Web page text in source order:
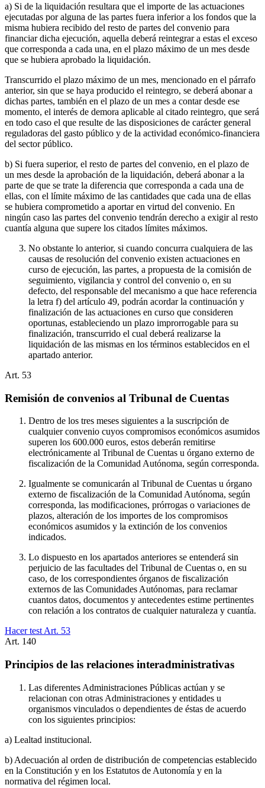
a) Si de la liquidación resultara que el importe de las actuaciones
ejecutadas por alguna de las partes fuera inferior a los fondos que la
misma hubiera recibido del resto de partes del convenio para
financiar dicha ejecución, aquella deberá reintegrar a estas el exceso
que corresponda a cada una, en el plazo máximo de un mes desde
que se hubiera aprobado la liquidación.
Transcurrido el plazo máximo de un mes, mencionado en el párrafo
anterior, sin que se haya producido el reintegro, se deberá abonar a
dichas partes, también en el plazo de un mes a contar desde ese
momento, el interés de demora aplicable al citado reintegro, que será
en todo caso el que resulte de las disposiciones de carácter general
reguladoras del gasto público y de la actividad económico-financiera
del sector público.
b) Si fuera superior, el resto de partes del convenio, en el plazo de
un mes desde la aprobación de la liquidación, deberá abonar a la
parte de que se trate la diferencia que corresponda a cada una de
ellas, con el límite máximo de las cantidades que cada una de ellas
se hubiera comprometido a aportar en virtud del convenio. En
ningún caso las partes del convenio tendrán derecho a exigir al resto
cuantía alguna que supere los citados límites máximos.
No obstante lo anterior, si cuando concurra cualquiera de las
causas de resolución del convenio existen actuaciones en
curso de ejecución, las partes, a propuesta de la comisión de
seguimiento, vigilancia y control del convenio o, en su
defecto, del responsable del mecanismo a que hace referencia
la letra f) del artículo 49, podrán acordar la continuación y
finalización de las actuaciones en curso que consideren
oportunas, estableciendo un plazo improrrogable para su
finalización, transcurrido el cual deberá realizarse la
liquidación de las mismas en los términos establecidos en el
apartado anterior.
Art. 53
Remisión de convenios al Tribunal de Cuentas
Dentro de los tres meses siguientes a la suscripción de
cualquier convenio cuyos compromisos económicos asumidos
superen los 600.000 euros, estos deberán remitirse
electrónicamente al Tribunal de Cuentas u órgano externo de
fiscalización de la Comunidad Autónoma, según corresponda.
Igualmente se comunicarán al Tribunal de Cuentas u órgano
externo de fiscalización de la Comunidad Autónoma, según
corresponda, las modificaciones, prórrogas o variaciones de
plazos, alteración de los importes de los compromisos
económicos asumidos y la extinción de los convenios
indicados.
Lo dispuesto en los apartados anteriores se entenderá sin
perjuicio de las facultades del Tribunal de Cuentas o, en su
caso, de los correspondientes órganos de fiscalización
externos de las Comunidades Autónomas, para reclamar
cuantos datos, documentos y antecedentes estime pertinentes
con relación a los contratos de cualquier naturaleza y cuantía.
Hacer test Art. 53
Art. 140
Principios de las relaciones interadministrativas
Las diferentes Administraciones Públicas actúan y se
relacionan con otras Administraciones y entidades u
organismos vinculados o dependientes de éstas de acuerdo
con los siguientes principios:
a) Lealtad institucional.
b) Adecuación al orden de distribución de competencias establecido
en la Constitución y en los Estatutos de Autonomía y en la
normativa del régimen local.